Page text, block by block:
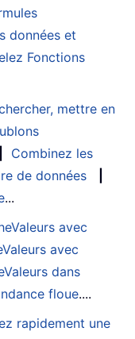
données et
Fonctions
mettre en
Combinez les
de données
...
avec
avec
dans
floue....
rapidement une